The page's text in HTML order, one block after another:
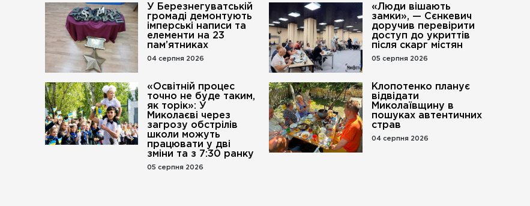
У Березнегуватській
громаді демонтують
імперські написи та
елементи на 23
пам’ятниках
04 серпня 2026
«Люди вішають
замки», — Сєнкевич
доручив перевірити
доступ до укриттів
після скарг містян
05 серпня 2026
«Освітній процес
точно не буде таким,
як торік»: У
Миколаєві через
загрозу обстрілів
школи можуть
працювати у дві
зміни та з 7:30 ранку
05 серпня 2026
Клопотенко планує
відвідати
Миколаївщину в
пошуках автентичних
страв
04 серпня 2026